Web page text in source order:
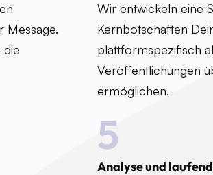
Message.
die
Wir entwickeln eine
Kernbotschaften
plattformspezifisch
Veröffentlichungen
ermöglichen.
5
Analyse und